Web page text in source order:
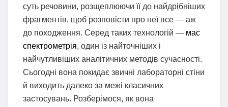
суть речовини, розщеплюючи її до найдрібніших
фрагментів, щоб розповісти про неї все — аж
до походження. Серед таких технологій — мас
спектрометрія, один із найточніших і
найчутливіших аналітичних методів сучасності.
Сьогодні вона покидає звичні лабораторні стіни
й виходить далеко за межі класичних
застосувань. Розберімося, як вона